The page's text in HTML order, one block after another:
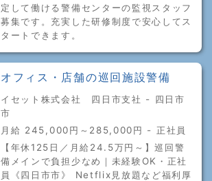
定して働ける警備センターの監視スタッフ
募集です。充実した研修制度で安心してス
タートできます。
オフィス・店舗の巡回施設警備
イセット株式会社 四日市支社 - 四日市
市
月給 245,000円～285,000円 - 正社員
【年休125日／月給24.5万円～】巡回警
備メインで負担少なめ｜未経験OK・正社
員《四日市市》 Netflix見放題など福利厚